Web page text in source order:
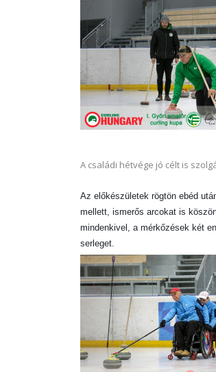
A családi hétvége jó célt is
Az előkészületek rögtön ebéd
mellett, ismerős arcokat is
mindenkivel, a mérkőzések két
serleget.